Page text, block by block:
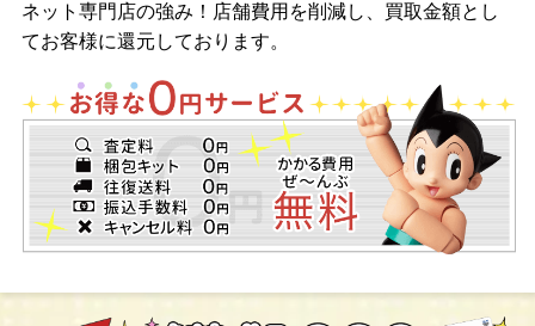
ネット専門店の強み！店舗費用を削減し、買取金額とし
てお客様に還元しております。